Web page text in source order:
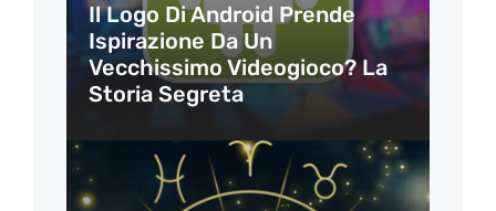
Il Logo Di Android Prende
Ispirazione Da Un
Vecchissimo Videogioco? La
Storia Segreta